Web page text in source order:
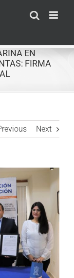
EN
FIRMA
Next